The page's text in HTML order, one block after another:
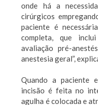
onde há a
cirúrgicos
paciente é
completa, que
avaliação pré-
anestesia geral”,
Quando a paciente
incisão é feita no
agulha é colocada e